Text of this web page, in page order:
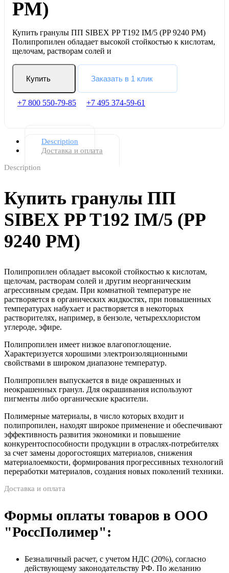
PM)
Купить гранулы ПП SIBEX PP T192 IM/5 (PP 9240 PM)
Полипропилен обладает высокой стойкостью к кислотам,
щелочам, растворам солей и
Купить Заказать в 1 клик
+7 800 550-79-85 +7 495 374-59-61
Description
Доставка и оплата
Description
Купить гранулы ПП
SIBEX PP T192 IM/5 (PP
9240 PM)
Полипропилен обладает высокой стойкостью к кислотам,
щелочам, растворам солей и другим неорганическим
агрессивным средам. При комнатной температуре не
растворяется в органических жидкостях, при повышенных
температурах набухает и растворяется в некоторых
растворителях, например, в бензоле, четыреххлористом
углероде, эфире.
Полипропилен имеет низкое влагопоглощение.
Характеризуется хорошими электроизоляционными
свойствами в широком диапазоне температур.
Полипропилен выпускается в виде окрашенных и
неокрашенных гранул. Для окрашивания используют
пигменты либо органические красители.
Полимерные материалы, в число которых входит и
полипропилен, находят широкое применение и обеспечивают
эффективность развития экономики и повышение
конкурентоспособности продукции в отраслях-потребителях
за счет замены дорогостоящих материалов, снижения
материалоемкости, формирования прогрессивных технологий
переработки материалов, создания новых поколений техники.
Доставка и оплата
Формы оплаты товаров в ООО
"РоссПолимер":
Безналичный расчет, с учетом НДС (20%), согласно
действующему законодательству РФ. По желанию